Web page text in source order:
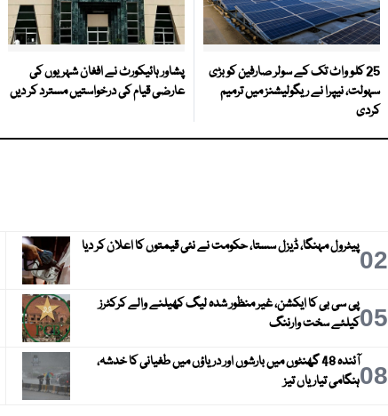
25 کلو واٹ تک کے سولر صارفین کو بڑی
سہولت، نیپرا نے ریگولیشنز میں ترمیم
کردی
پشاور ہائیکورٹ نے افغان شہریوں کی
عارضی قیام کی درخواستیں مسترد کر دیں
02پیٹرول مہنگا، ڈیزل سستا، حکومت نے نئی قیمتوں کا اعلان کر دیا
05پی سی بی کا ایکشن، غیر منظور شدہ لیگ کھیلنے والے کرکٹرز
کیلئے سخت وارننگ
08
آئندہ 48 گھنٹوں میں بارشوں اور دریاؤں میں طغیانی کا خدشہ،
ہنگامی تیاریاں تیز